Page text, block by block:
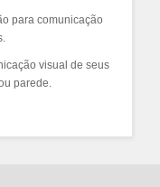
para comunicação
visual de seus
parede.